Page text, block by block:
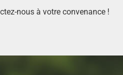
nous à votre convenance !